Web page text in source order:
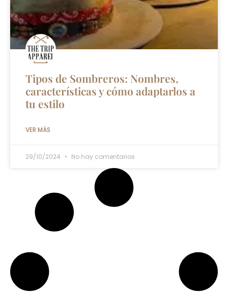
Tipos de Sombreros: Nombres,
características y cómo adaptarlos a
tu estilo
VER MÁS
29/10/2024 No hay comentarios